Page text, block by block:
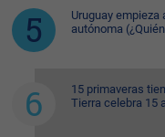
Uruguay empieza
autónoma
15 primaveras
Tierra celebra 15